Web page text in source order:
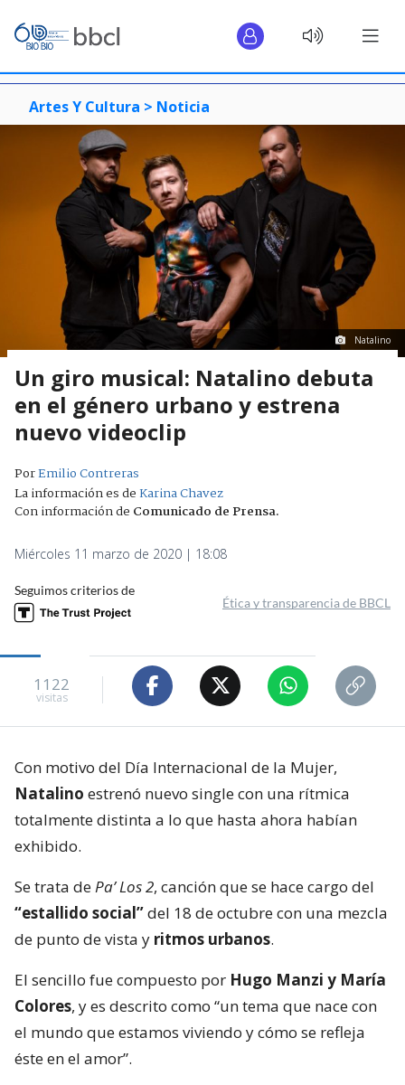
Artes Y Cultura > Noticia
Natalino
Un giro musical: Natalino debuta
en el género urbano y estrena
nuevo videoclip
PorEmilio Contreras
La información es deKarina Chavez
Con información de Comunicado de Prensa.
Miércoles 11 marzo de 2020 | 18:08
Seguimos criterios de
Ética y transparencia de BBCL
1122
visitas
Con motivo del Día Internacional de la Mujer,
Natalino estrenó nuevo single con una rítmica
totalmente distinta a lo que hasta ahora habían
exhibido.
Se trata dePa’ Los 2, canción que se hace cargo del
“estallido social”del 18 de octubre con una mezcla
de punto de vista y ritmos urbanos.
El sencillo fue compuesto por Hugo Manzi y María
Colores, y es descrito como “un tema que nace con
el mundo que estamos viviendo y cómo se refleja
éste en el amor”.